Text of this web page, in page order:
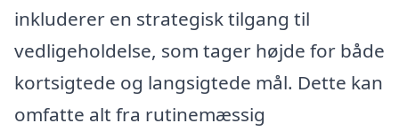
inkluderer en strategisk tilgang til
vedligeholdelse, som tager højde for både
kortsigtede og langsigtede mål. Dette kan
omfatte alt fra rutinemæssig